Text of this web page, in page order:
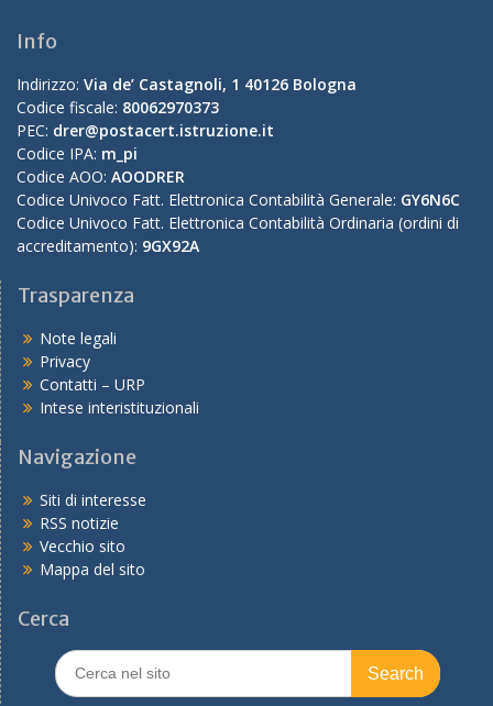
Info
Indirizzo: Via de’ Castagnoli, 1 40126 Bologna
Codice fiscale: 80062970373
PEC: drer@postacert.istruzione.it
Codice IPA: m_pi
Codice AOO: AOODRER
Codice Univoco Fatt. Elettronica Contabilità Generale: GY6N6C
Codice Univoco Fatt. Elettronica Contabilità Ordinaria (ordini di
accreditamento): 9GX92A
Trasparenza
Note legali
Privacy
Contatti – URP
Intese interistituzionali
Navigazione
Siti di interesse
RSS notizie
Vecchio sito
Mappa del sito
Cerca
Search
for: